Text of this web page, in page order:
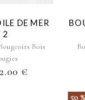
DE MER
2
Bois
€
50 %